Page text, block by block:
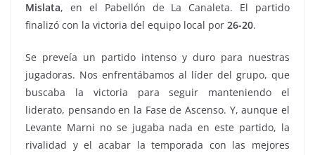
Mislata, en el Pabellón de La Canaleta. El partido
finalizó con la victoria del equipo local por 26-20.
Se preveía un partido intenso y duro para nuestras
jugadoras. Nos enfrentábamos al líder del grupo, que
buscaba la victoria para seguir manteniendo el
liderato, pensando en la Fase de Ascenso. Y, aunque el
Levante Marni no se jugaba nada en este partido, la
rivalidad y el acabar la temporada con las mejores